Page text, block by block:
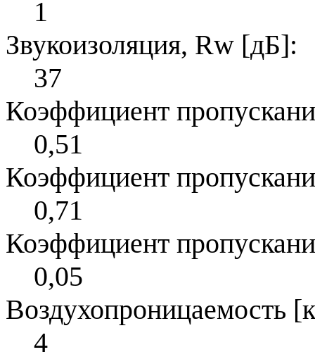
1
Звукоизоляция, Rw [дБ]:
37
Коэффициент
0,51
Коэффициент
0,71
Коэффициент
0,05
Воздухопроницаемость
4